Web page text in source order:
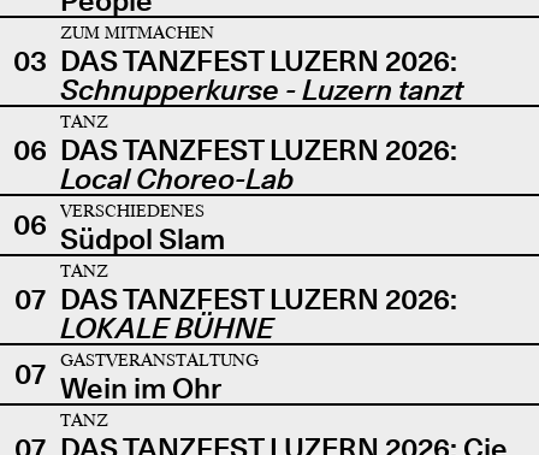
03
ZUM MITMACHEN
DAS TANZFEST LUZERN 2026:
Schnupperkurse - Luzern tanzt
06
TANZ
DAS TANZFEST LUZERN 2026:
Local Choreo-Lab
06
VERSCHIEDENES
Südpol Slam
07
TANZ
DAS TANZFEST LUZERN 2026:
LOKALE BÜHNE
07
GASTVERANSTALTUNG
Wein im Ohr
TANZ